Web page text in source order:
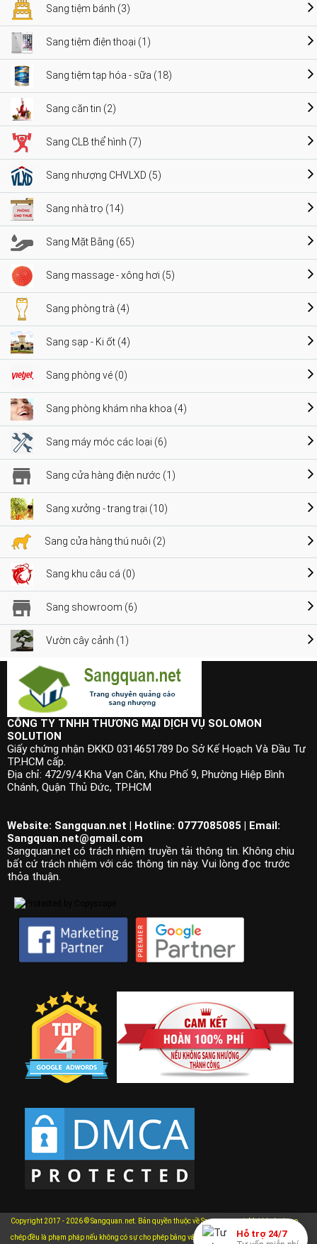
Sang tiệm bánh (3)
Sang tiệm điện thoại (1)
Sang tiệm tạp hóa - sữa (18)
Sang căn tin (2)
Sang CLB thể hình (7)
Sang nhượng CHVLXD (5)
Sang nhà trọ (14)
Sang Mặt Bằng (65)
Sang massage - xông hơi (5)
Sang phòng trà (4)
Sang sạp - Ki ốt (4)
Sang phòng vé (0)
Sang phòng khám nha khoa (4)
Sang máy móc các loại (6)
Sang cửa hàng điện nước (1)
Sang xưởng - trang trại (10)
Sang cửa hàng thú nuôi (2)
Sang khu câu cá (0)
Sang showroom (6)
Vườn cây cảnh (1)
Hỗ trợ 24/7
CÔNG TY TNHH THƯƠNG MẠI DỊCH VỤ SOLOMON
SOLUTION
Giấy chứng nhận ĐKKD 0314651789 Do Sở Kế Hoạch Và Đầu Tư
TP.HCM cấp.
Địa chỉ: 472/9/4 Kha Vạn Cân, Khu Phố 9, Phường Hiệp Bình
Chánh, Quận Thủ Đức, TP.HCM
Website: Sangquan.net | Hotline: 0777085085 | Email:
Sangquan.net@gmail.com
Sangquan.net có trách nhiệm truyền tải thông tin. Không chịu
bất cứ trách nhiệm với các thông tin này. Vui lòng đọc trước
thỏa thuận.
Copyright 2017 - 2026 © Sangquan.net. Bản quyền thuộc về Sangquan.net. Mọi hành vi sao
chép đều là phạm pháp nếu không có sự cho phép bằng văn bản của chúng tôi. xem chi